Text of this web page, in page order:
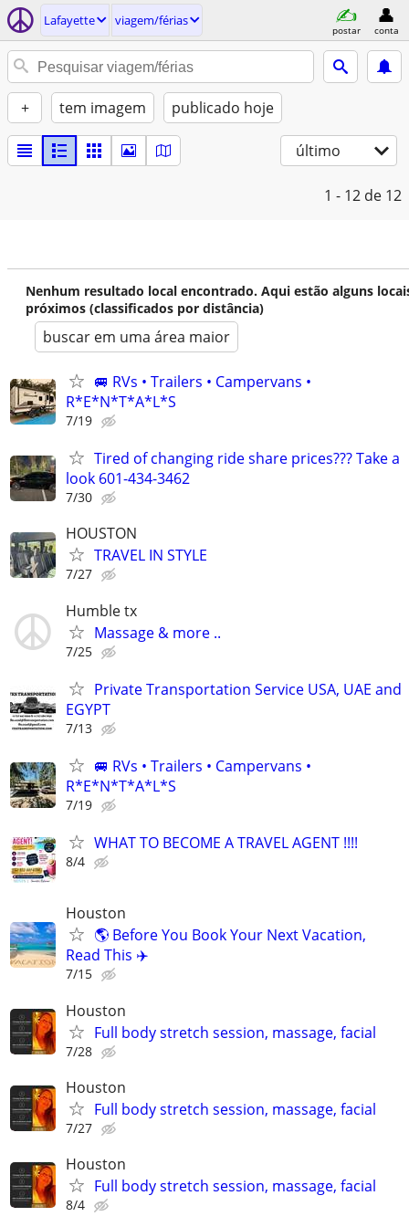
Lafayette viagem/férias
postar conta
+ tem imagem publicado hoje
último
1 - 12 de 12
Nenhum resultado local encontrado. Aqui estão alguns
próximos (classificados por distância)
buscar em uma área maior
🚐 RVs • Trailers • Campervans •
R*E*N*T*A*L*S
7/19
Tired of changing ride share prices??? Take a
look 601-434-3462
7/30
HOUSTON
TRAVEL IN STYLE
7/27
Humble tx
Massage & more ..
7/25
Private Transportation Service USA, UAE and
EGYPT
7/13
🚐 RVs • Trailers • Campervans •
R*E*N*T*A*L*S
7/19
WHAT TO BECOME A TRAVEL AGENT !!!!
8/4
Houston
🌎 Before You Book Your Next Vacation,
Read This ✈️
7/15
Houston
Full body stretch session, massage, facial
7/28
Houston
Full body stretch session, massage, facial
7/27
Houston
Full body stretch session, massage, facial
8/4